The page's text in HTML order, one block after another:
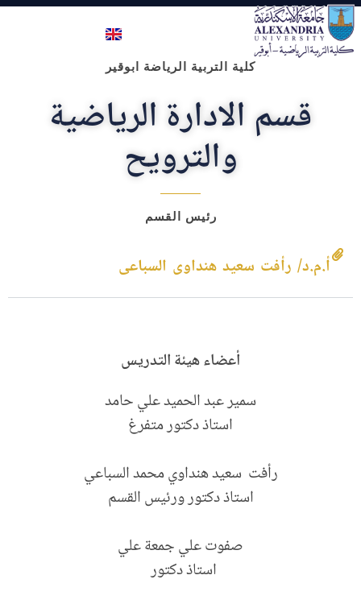
كلية التربية الرياضة ابوقير
قسم الادارة الرياضية
والترويح
رئيس القسم
أ.م.د/ رأفت سعيد هنداوى السباعى
أعضاء هيئة التدريس
سمير عبد الحميد علي حامد
استاذ دكتور متفرغ
رأفت سعيد هنداوي محمد السباعي
استاذ دكتور ورئيس القسم
صفوت علي جمعة علي
استاذ دكتور